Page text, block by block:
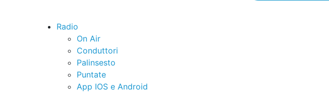
Radio
On Air
Conduttori
Palinsesto
Puntate
App IOS e Android